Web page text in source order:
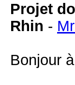
Projet
Rhin -
Bonjour